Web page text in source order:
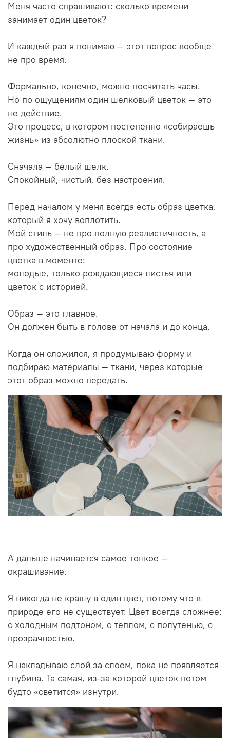
Меня часто спрашивают: сколько времени
занимает один цветок?
И каждый раз я понимаю — этот вопрос вообще
не про время.
Формально, конечно, можно посчитать часы.
Но по ощущениям один шелковый цветок — это
не действие.
Это процесс, в котором постепенно «собираешь
жизнь» из абсолютно плоской ткани.
Сначала — белый шелк.
Спокойный, чистый, без настроения.
Перед началом у меня всегда есть образ цветка,
который я хочу воплотить.
Мой стиль — не про полную реалистичность, а
про художественный образ. Про состояние
цветка в моменте:
молодые, только рождающиеся листья или
цветок с историей.
Образ — это главное.
Он должен быть в голове от начала и до конца.
Когда он сложился, я продумываю форму и
подбираю материалы — ткани, через которые
этот образ можно передать.
А дальше начинается самое тонкое —
окрашивание.
Я никогда не крашу в один цвет, потому что в
природе его не существует. Цвет всегда сложнее:
с холодным подтоном, с теплом, с полутенью, с
прозрачностью.
Я накладываю слой за слоем, пока не появляется
глубина. Та самая, из-за которой цветок потом
будто «светится» изнутри.